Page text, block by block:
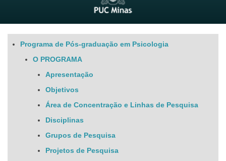
Programa de Pós-graduação em Psicologia
O PROGRAMA
Apresentação
Objetivos
Área de Concentração e Linhas de Pesquisa
Disciplinas
Grupos de Pesquisa
Projetos de Pesquisa